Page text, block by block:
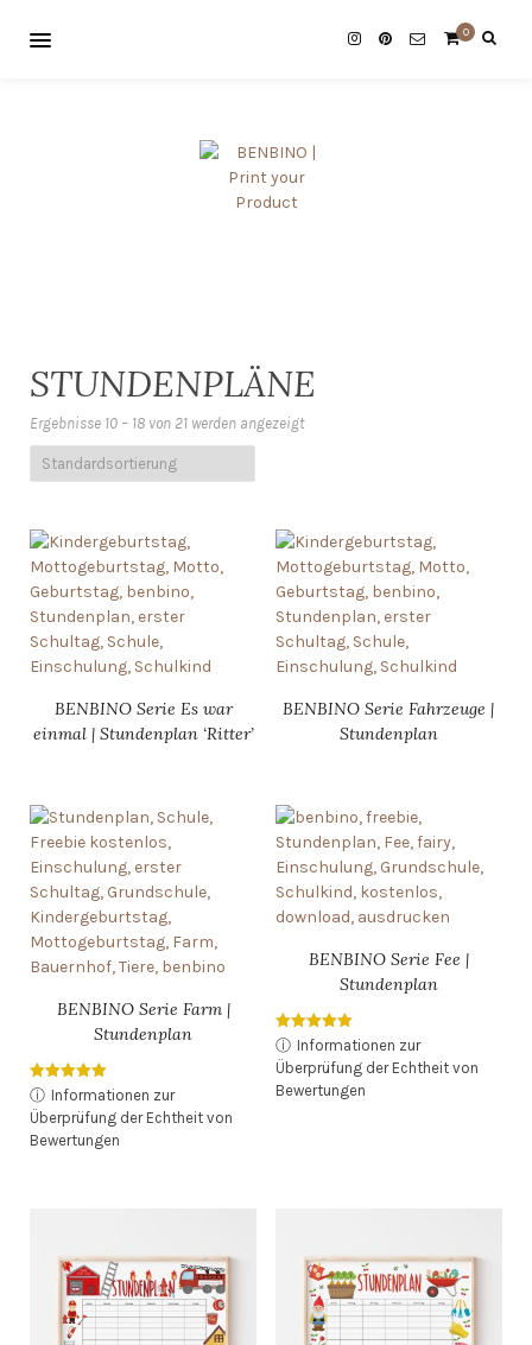
0
STUNDENPLÄNE
Ergebnisse 10 – 18 von 21 werden angezeigt
BENBINO Serie Es war
einmal | Stundenplan ‘Ritter’
BENBINO Serie Fahrzeuge |
Stundenplan
BENBINO Serie Farm |
Stundenplan
Bewertet mit
5.00
von 5
ⓘ Informationen zur
Überprüfung der Echtheit von
Bewertungen
BENBINO Serie Fee |
Stundenplan
Bewertet mit
5.00
von 5
ⓘ Informationen zur
Überprüfung der Echtheit von
Bewertungen